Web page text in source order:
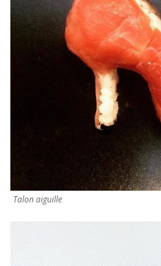
Talon aiguille